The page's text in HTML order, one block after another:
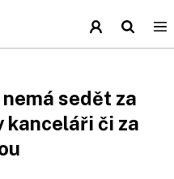
sedět za
kanceláři či za